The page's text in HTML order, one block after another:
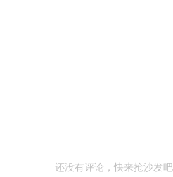
还没有评论，快来抢沙发